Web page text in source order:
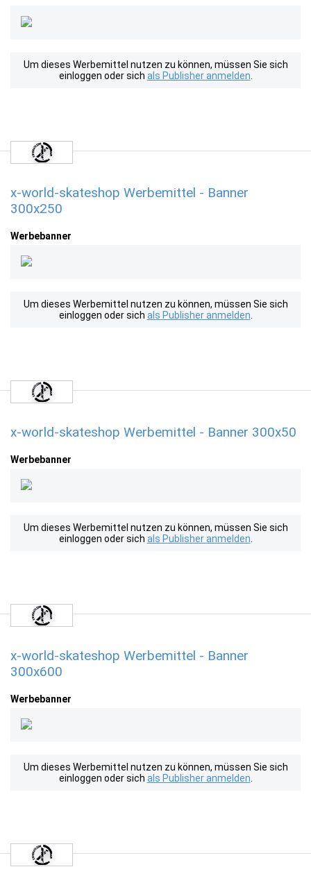
Um dieses Werbemittel nutzen zu können, müssen Sie sich
einloggen oder sich als Publisher anmelden
x-world-skateshop Werbemittel - Banner
300x250
Werbebanner
Um dieses Werbemittel nutzen zu können, müssen Sie sich
einloggen oder sich als Publisher anmelden
x-world-skateshop Werbemittel - Banner 300x50
Werbebanner
Um dieses Werbemittel nutzen zu können, müssen Sie sich
einloggen oder sich als Publisher anmelden
x-world-skateshop Werbemittel - Banner
300x600
Werbebanner
Um dieses Werbemittel nutzen zu können, müssen Sie sich
einloggen oder sich als Publisher anmelden